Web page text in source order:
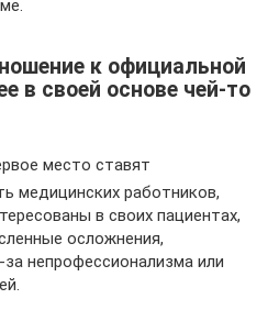
к официальной
в своей основе чей-то
место ставят
медицинских работников,
в своих пациентах,
осложнения,
непрофессионализма или